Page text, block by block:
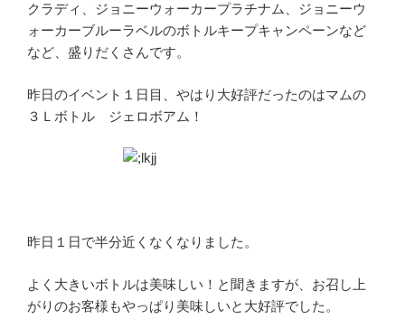
クラディ、ジョニーウォーカープラチナム、ジョニーウ
ォーカーブルーラベルのボトルキープキャンペーンなど
など、盛りだくさんです。
昨日のイベント１日目、やはり大好評だったのはマムの
３Ｌボトル ジェロボアム！
昨日１日で半分近くなくなりました。
よく大きいボトルは美味しい！と聞きますが、お召し上
がりのお客様もやっぱり美味しいと大好評でした。